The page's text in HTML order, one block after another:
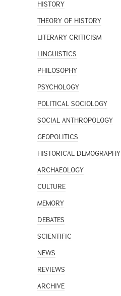
HISTORY
THEORY OF HISTORY
LITERARY CRITICISM
LINGUISTICS
PHILOSOPHY
PSYCHOLOGY
POLITICAL SOCIOLOGY
SOCIAL ANTHROPOLOGY
GEOPOLITICS
HISTORICAL DEMOGRAPHY
ARCHAEOLOGY
CULTURE
MEMORY
DEBATES
SCIENTIFIC
NEWS
REVIEWS
ARCHIVE